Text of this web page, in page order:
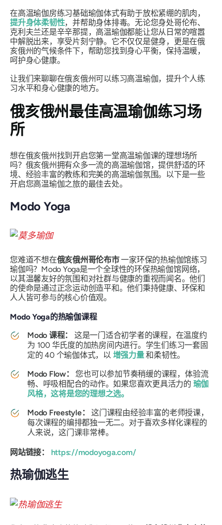
在高温瑜伽房练习基础瑜伽体式有助于放松紧绷的肌肉，
提升身体柔韧性，并帮助身体排毒。无论您身处哥伦布、
克利夫兰还是辛辛那提，高温瑜伽都能让您从日常的喧嚣
中解脱出来，享受片刻宁静。它不仅仅是健身，更是在俄
亥俄州的气候条件下，帮助您找到身心平衡，保持温暖，
呵护身心健康。
让我们来聊聊在俄亥俄州可以练习高温瑜伽，提升个人练
习水平和身心健康的地方。
俄亥俄州最佳高温瑜伽练习场
所
想在俄亥俄州找到开启您第一堂高温瑜伽课的理想场所
吗？俄亥俄州拥有众多一流的高温瑜伽馆，提供舒适的环
境、经验丰富的教练和完美的高温瑜伽氛围。以下是一些
开启您高温瑜伽之旅的最佳去处。
Modo Yoga
您难道不想在俄亥俄州哥伦布市一家环保的热瑜伽馆练习
瑜伽吗？Modo Yoga是一个全球性的环保热瑜伽馆网络，
以其温馨友好的氛围和对社群与健康的重视而闻名。他们
的使命是通过正念运动创造平和。他们秉持健康、环保和
人人皆可参与的核心价值观。
Modo Yoga的热瑜伽课程
Modo 课程：
这是一门适合初学者的课程，在温度约
为 100 华氏度的加热房间内进行。学生们练习一套固
定的 40 个瑜伽体式，以 增强力量和柔韧性。
Modo Flow：
您也可以参加节奏稍缓的课程，体验流
畅、呼吸相配合的动作。如果您喜欢更具活力的 瑜伽
风格，这将是您的理想之选。
Modo Freestyle：
这门课程由经验丰富的老师授课，
每次课程的编排都独一无二。对于喜欢多样化课程的
人来说，这门课非常棒。
网站链接： https://modoyoga.com/
热瑜伽逃生